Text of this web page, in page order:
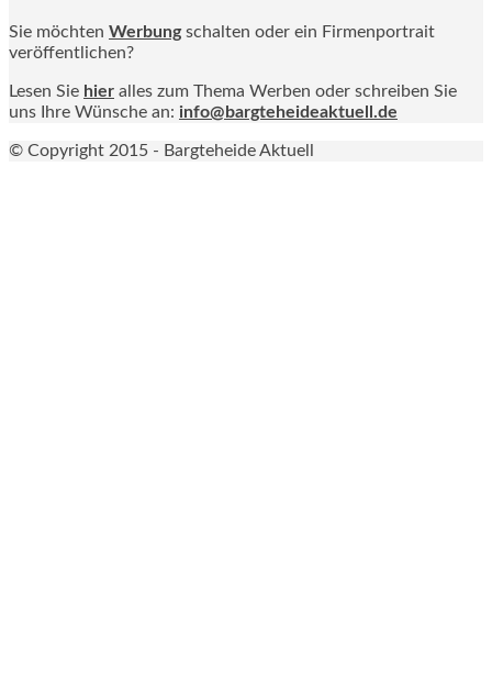
Sie möchten Werbung schalten oder ein Firmenportrait
veröffentlichen?
Lesen Sie hier alles zum Thema Werben oder schreiben Sie
uns Ihre Wünsche an: info@bargteheideaktuell.de
© Copyright 2015 - Bargteheide Aktuell